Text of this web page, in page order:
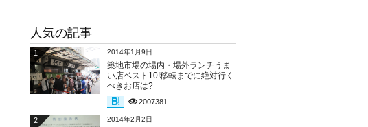
人気の記事
2014年1月9日
築地市場の場内・場外ランチうま
い店ベスト10!移転までに絶対行く
べきお店は?
2007381
1
2014年2月2日
2